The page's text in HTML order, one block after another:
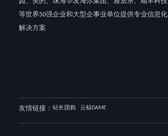
等世界50强企业和大型企事业单位提供专业信息化
解决方案
友情链接： 站长团购 云鲸DAME